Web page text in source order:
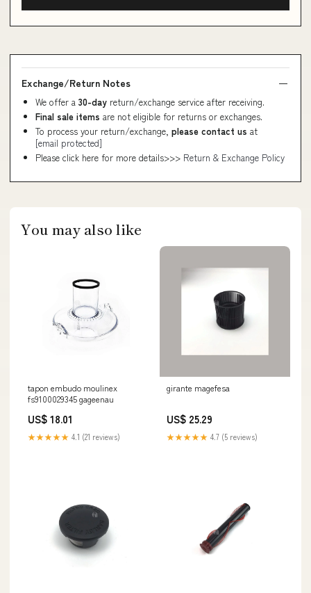
Exchange/Return Notes
We offer a 30-day return/exchange service after receiving.
Final sale items are not eligible for returns or exchanges.
To process your return/exchange, please contact us at
[email protected]
Please click here for more details>>> Return & Exchange Policy
You may also like
tapon embudo moulinex
fs9100029345 gageenau
US$ 18.01
★★★★★ 4.1 (21 reviews)
girante magefesa
US$ 25.29
★★★★★ 4.7 (5 reviews)